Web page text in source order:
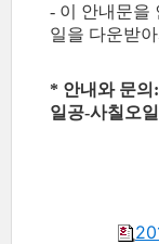
- 이 안내문을
일을 다운받
* 안내와 문의
일공-사칠오